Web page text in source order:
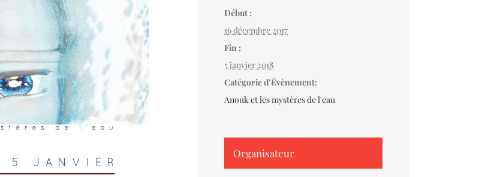
Début :
16 décembre 2017
Fin :
5 janvier 2018
Catégorie d’Évènement:
Anouk et les mystères de l'eau
Organisateur